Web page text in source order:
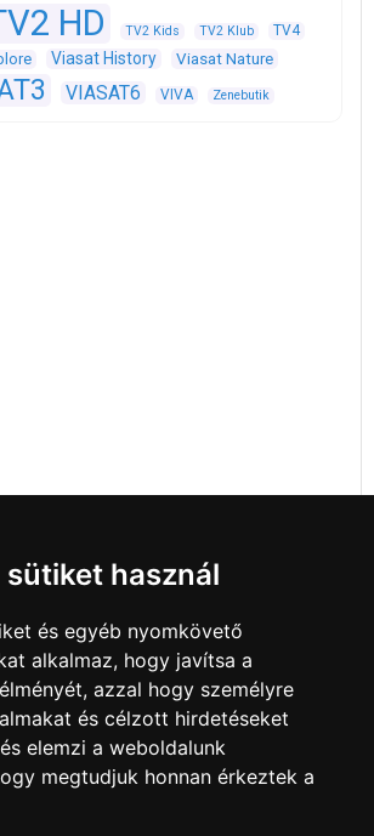
HD TV2 Kids TV2 Klub TV4
Viasat History Viasat Nature
VIASAT6 VIVA Zenebutik
fenntartva © 2008 - 2026
sütiket használ
és egyéb nyomkövető
alkalmaz, hogy javítsa a
azzal hogy személyre
és célzott hirdetéseket
elemzi a weboldalunk
megtudjuk honnan érkeztek a